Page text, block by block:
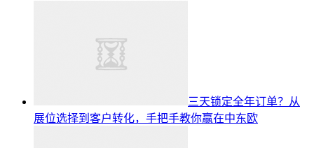
三天锁定全年订单？从
展位选择到客户转化，手把手教你赢在中东欧